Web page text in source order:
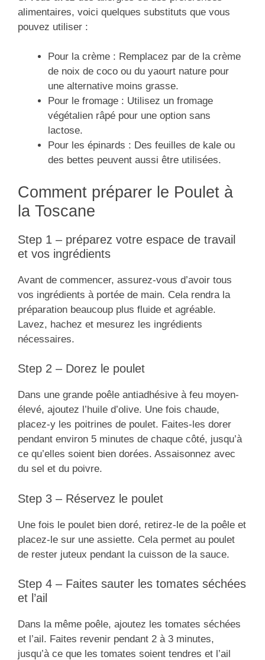
alimentaires, voici quelques substituts que vous
pouvez utiliser :
Pour la crème : Remplacez par de la crème
de noix de coco ou du yaourt nature pour
une alternative moins grasse.
Pour le fromage : Utilisez un fromage
végétalien râpé pour une option sans
lactose.
Pour les épinards : Des feuilles de kale ou
des bettes peuvent aussi être utilisées.
Comment préparer le Poulet à
la Toscane
Step 1 – préparez votre espace de travail
et vos ingrédients
Avant de commencer, assurez-vous d’avoir tous
vos ingrédients à portée de main. Cela rendra la
préparation beaucoup plus fluide et agréable.
Lavez, hachez et mesurez les ingrédients
nécessaires.
Step 2 – Dorez le poulet
Dans une grande poêle antiadhésive à feu moyen-
élevé, ajoutez l’huile d’olive. Une fois chaude,
placez-y les poitrines de poulet. Faites-les dorer
pendant environ 5 minutes de chaque côté, jusqu’à
ce qu’elles soient bien dorées. Assaisonnez avec
du sel et du poivre.
Step 3 – Réservez le poulet
Une fois le poulet bien doré, retirez-le de la poêle et
placez-le sur une assiette. Cela permet au poulet
de rester juteux pendant la cuisson de la sauce.
Step 4 – Faites sauter les tomates séchées
et l’ail
Dans la même poêle, ajoutez les tomates séchées
et l’ail. Faites revenir pendant 2 à 3 minutes,
jusqu’à ce que les tomates soient tendres et l’ail